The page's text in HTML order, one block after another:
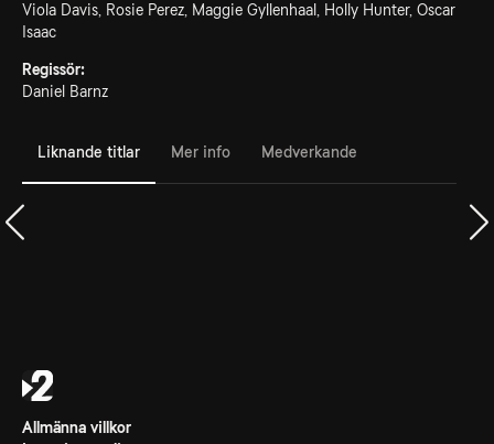
Viola Davis, Rosie Perez, Maggie Gyllenhaal, Holly Hunter, Oscar
Isaac
Regissör:
Daniel Barnz
Liknande titlar Mer info Medverkande
Allmänna villkor